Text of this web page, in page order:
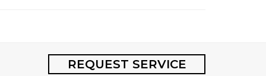
REQUEST SERVICE